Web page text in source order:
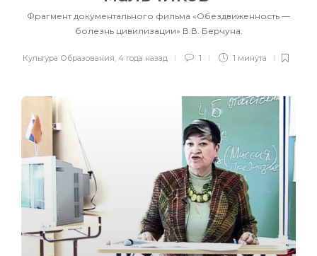
Фрагмент документального фильма «Обездвиженность —
болезнь цивилизации» В.В. Берчуна.
Культура Образования, 4 года назад 1 1 минута